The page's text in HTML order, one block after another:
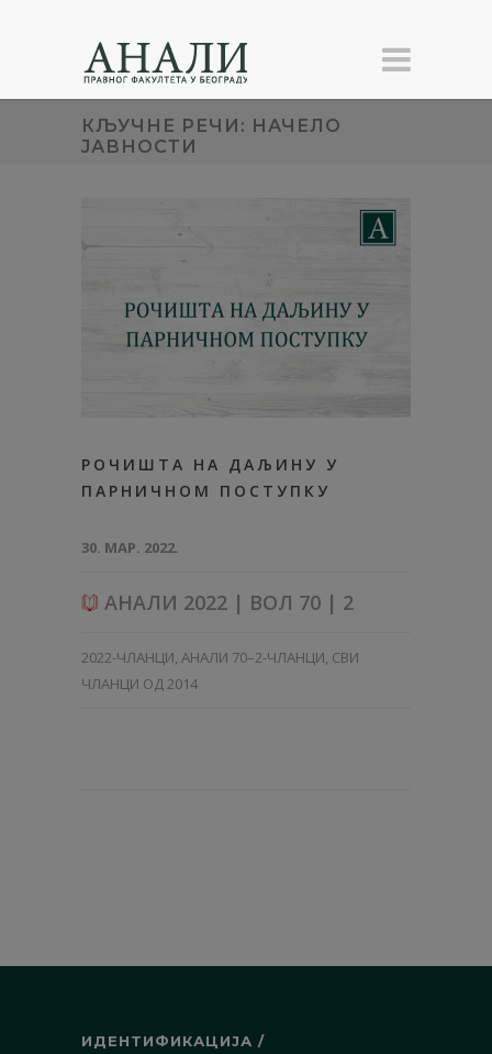
КЉУЧНЕ РЕЧИ: НАЧЕЛО
ЈАВНОСТИ
РОЧИШТА НА ДАЉИНУ У
ПАРНИЧНОМ ПОСТУПКУ
30. МАР. 2022.
АНАЛИ 2022 | ВОЛ 70 | 2
2022-ЧЛАНЦИ, АНАЛИ 70–2-ЧЛАНЦИ, СВИ
ЧЛАНЦИ ОД 2014
ИДЕНТИФИКАЦИЈА /